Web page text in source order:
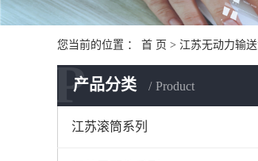
您当前的位置 ： 首 页 > 江苏无动力输
产品分类 Product
P
江苏滚筒系列